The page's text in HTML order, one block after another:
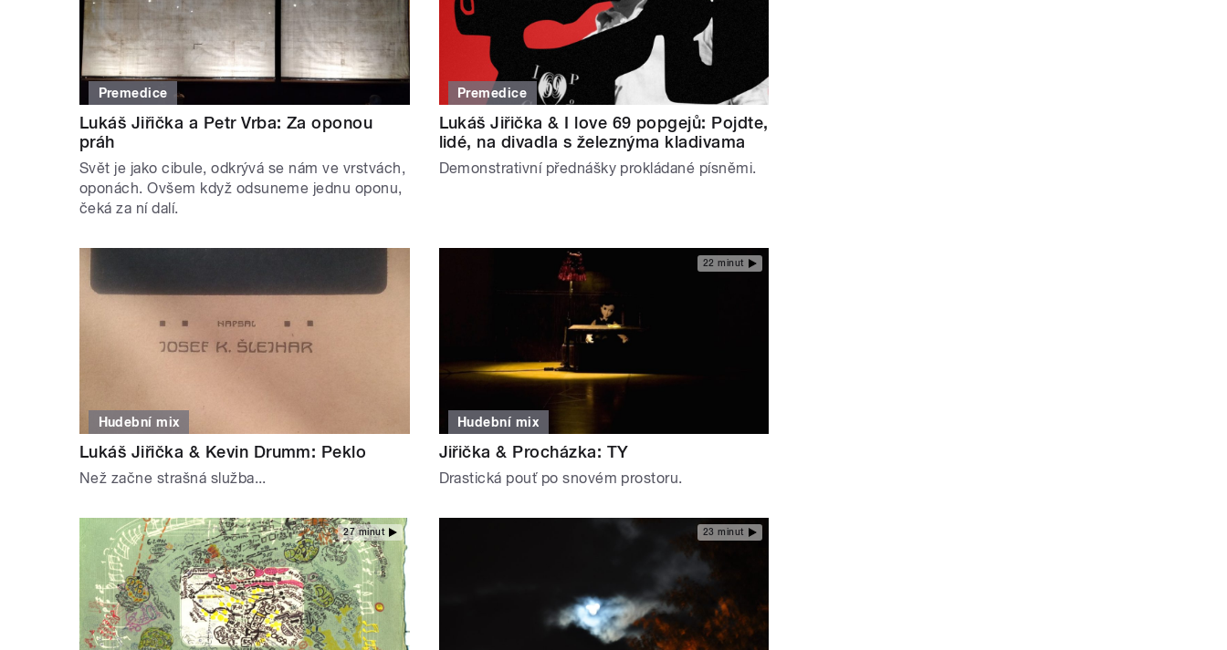
Premedice
Lukáš Jiřička a Petr Vrba: Za oponou
práh
Svět je jako cibule, odkrývá se nám ve vrstvách,
oponách. Ovšem když odsuneme jednu oponu,
čeká za ní dalí.
Premedice
Lukáš Jiřička & I love 69 popgejů: Pojdte,
lidé, na divadla s železnýma kladivama
Demonstrativní přednášky prokládané písněmi.
Hudební mix
Lukáš Jiřička & Kevin Drumm: Peklo
Než začne strašná služba...
22 minut
Hudební mix
Jiřička & Procházka: TY
Drastická pouť po snovém prostoru.
27 minut 23 minut